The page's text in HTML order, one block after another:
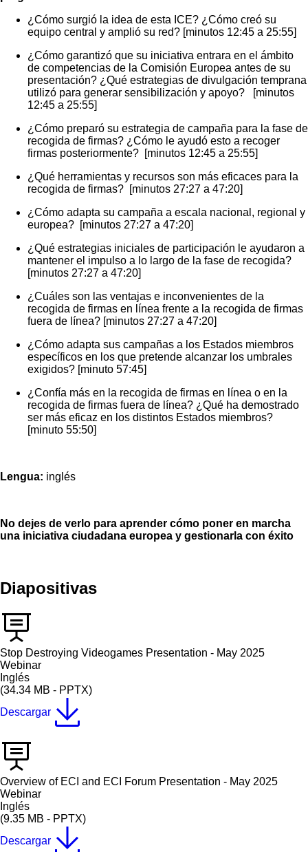
¿Cómo surgió la idea de esta ICE? ¿Cómo creó su
equipo central y amplió su red? [minutos 12:45 a 25:55]
¿Cómo garantizó que su iniciativa entrara en el ámbito
de competencias de la Comisión Europea antes de su
presentación? ¿Qué estrategias de divulgación temprana
utilizó para generar sensibilización y apoyo? [minutos
12:45 a 25:55]
¿Cómo preparó su estrategia de campaña para la fase de
recogida de firmas? ¿Cómo le ayudó esto a recoger
firmas posteriormente? [minutos 12:45 a 25:55]
¿Qué herramientas y recursos son más eficaces para la
recogida de firmas? [minutos 27:27 a 47:20]
¿Cómo adapta su campaña a escala nacional, regional y
europea? [minutos 27:27 a 47:20]
¿Qué estrategias iniciales de participación le ayudaron a
mantener el impulso a lo largo de la fase de recogida?
[minutos 27:27 a 47:20]
¿Cuáles son las ventajas e inconvenientes de la
recogida de firmas en línea frente a la recogida de firmas
fuera de línea? [minutos 27:27 a 47:20]
¿Cómo adapta sus campañas a los Estados miembros
específicos en los que pretende alcanzar los umbrales
exigidos? [minuto 57:45]
¿Confía más en la recogida de firmas en línea o en la
recogida de firmas fuera de línea? ¿Qué ha demostrado
ser más eficaz en los distintos Estados miembros?
[minuto 55:50]
Lengua: inglés
No dejes de verlo para aprender cómo poner en marcha
una iniciativa ciudadana europea y gestionarla con éxito
Diapositivas
Stop Destroying Videogames Presentation - May 2025
Webinar
Inglés
(34.34 MB - PPTX)
Descargar
Overview of ECI and ECI Forum Presentation - May 2025
Webinar
Inglés
(9.35 MB - PPTX)
Descargar